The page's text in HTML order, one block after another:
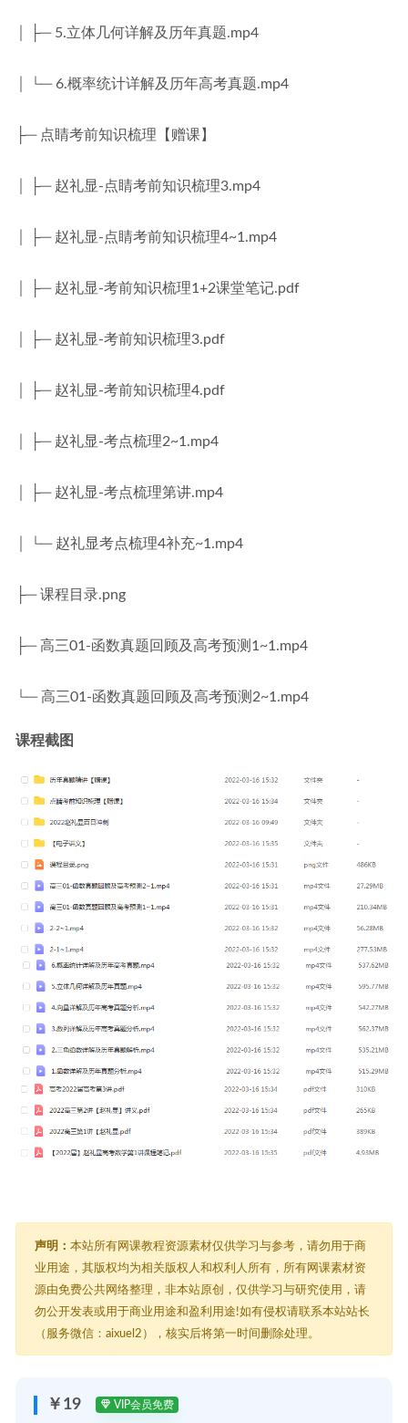
│ ├─ 5.立体几何详解及历年真题.mp4
│ └─ 6.概率统计详解及历年高考真题.mp4
├─ 点睛考前知识梳理【赠课】
│ ├─ 赵礼显-点睛考前知识梳理3.mp4
│ ├─ 赵礼显-点睛考前知识梳理4~1.mp4
│ ├─ 赵礼显-考前知识梳理1+2课堂笔记.pdf
│ ├─ 赵礼显-考前知识梳理3.pdf
│ ├─ 赵礼显-考前知识梳理4.pdf
│ ├─ 赵礼显-考点梳理2~1.mp4
│ ├─ 赵礼显-考点梳理第讲.mp4
│ └─ 赵礼显考点梳理4补充~1.mp4
├─ 课程目录.png
├─ 高三01-函数真题回顾及高考预测1~1.mp4
└─ 高三01-函数真题回顾及高考预测2~1.mp4
课程截图
声明： 本站所有网课教程资源素材仅供学习与参考，请勿用于商
业用途，其版权均为相关版权人和权利人所有，所有网课素材资
源由免费公共网络整理，非本站原创，仅供学习与研究使用，请
勿公开发表或用于商业用途和盈利用途!如有侵权请联系本站站长
（服务微信：aixuel2），核实后将第一时间删除处理。
￥19 VIP会员免费